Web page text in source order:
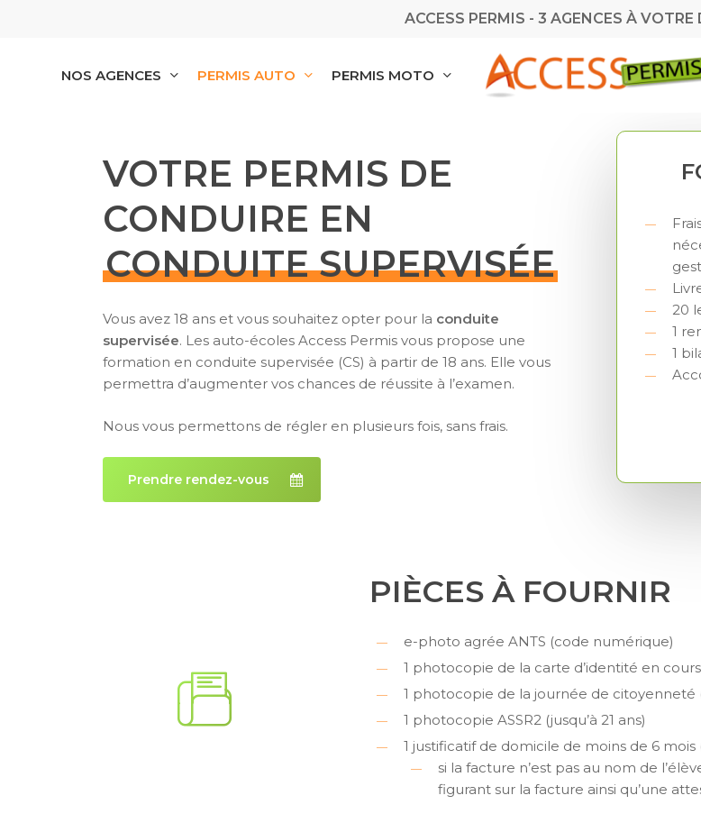
ACCESS PERMIS - 3 AGENCES À
NOS AGENCES PERMIS AUTO PERMIS MOTO
VOTRE PERMIS DE
CONDUIRE EN
CONDUITE SUPERVISÉE
Vous avez 18 ans et vous souhaitez opter pour la conduite
supervisée. Les auto-écoles Access Permis vous propose une
formation en conduite supervisée (CS) à partir de 18 ans. Elle vous
permettra d’augmenter vos chances de réussite à l’examen.
Nous vous permettons de régler en plusieurs fois, sans frais.
Prendre rendez-vous
20
1
1
PIÈCES À FOURNIR
e-photo agrée ANTS (code numérique)
1 photocopie de la carte d’identité en
1 photocopie de la journée de citoyenneté
1 photocopie ASSR2 (jusqu’à 21 ans)
1 justificatif de domicile de moins de 6
si la facture n’est pas au nom de
figurant sur la facture ainsi qu’une